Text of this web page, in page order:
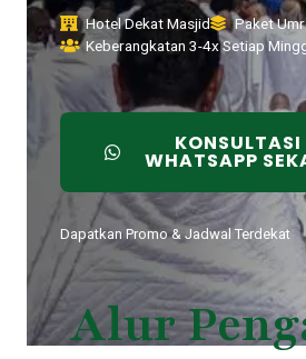
Hotel Dekat Masjid
Paket
Keberangkatan 3-4x Setiap
WHATSAPP
Dapatkan Promo & Jadwal Terdekat
Alur